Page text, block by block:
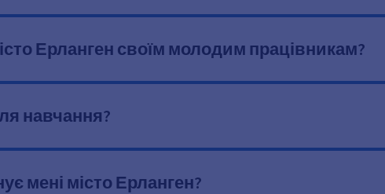
Ерланген своїм молодим працівникам?
навчання?
мені місто Ерланген?